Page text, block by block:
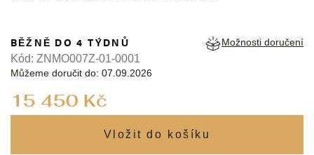
15 450 Kč
BĚŽNĚ DO 4 TÝDNŮ
Můžeme doručit do: 07.09.2026
Možnosti doručení
Kód: ZNMO007Z-01-0001